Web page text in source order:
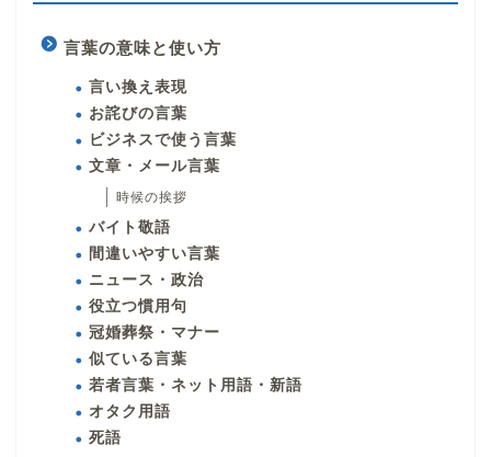
言葉の意味と使い方
言い換え表現
お詫びの言葉
ビジネスで使う言葉
文章・メール言葉
時候の挨拶
バイト敬語
間違いやすい言葉
ニュース・政治
役立つ慣用句
冠婚葬祭・マナー
似ている言葉
若者言葉・ネット用語・新語
オタク用語
死語